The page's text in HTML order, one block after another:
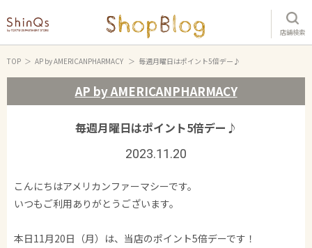
店舗検索
TOP AP by AMERICANPHARMACY 毎週月曜日はポイント5倍デー♪
AP by AMERICANPHARMACY
毎週月曜日はポイント5倍デー♪
2023.11.20
こんにちはアメリカンファーマシーです。
いつもご利用ありがとうございます。
本日11月20日（月）は、当店のポイント5倍デーです！